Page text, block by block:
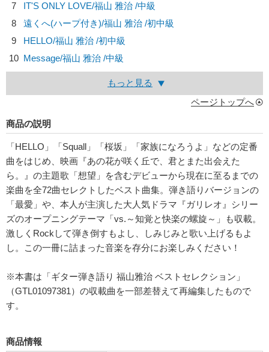
7
IT'S ONLY LOVE/福山 雅治 /中級
8
遠くへ(ハープ付き)/福山 雅治 /初中級
9
HELLO/福山 雅治 /初中級
10 Message/福山 雅治 /中級
もっと見る
ページトップへ
商品の説明
「HELLO」「Squall」「桜坂」「家族になろうよ」などの定番
曲をはじめ、映画『あの花が咲く丘で、君とまた出会えた
ら。』の主題歌「想望」を含むデビューから現在に至るまでの
楽曲を全72曲セレクトしたベスト曲集。弾き語りバージョンの
「最愛」や、本人が主演した大人気ドラマ『ガリレオ』シリー
ズのオープニングテーマ「vs.～知覚と快楽の螺旋～」も収載。
激しくRockして弾き倒すもよし、しみじみと歌い上げるもよ
し。この一冊に詰まった音楽を存分にお楽しみください！
※本書は「ギター弾き語り 福山雅治 ベストセレクション」
（GTL01097381）の収載曲を一部差替えて再編集したもので
す。
商品情報